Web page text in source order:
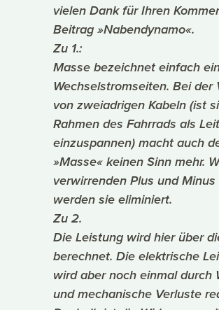
vielen Dank für Ihren
Beitrag »Nabendynamo«.
Zu 1.:
Masse bezeichnet einfach
Wechselstromseiten. Bei der
von zweiadrigen Kabeln (ist
Rahmen des Fahrrads als
einzuspannen) macht auch
»Masse« keinen Sinn mehr.
verwirrenden Plus und
werden sie eliminiert.
Zu 2.
Die Leistung wird hier über
berechnet. Die elektrische
wird aber noch einmal durch
und mechanische Verluste